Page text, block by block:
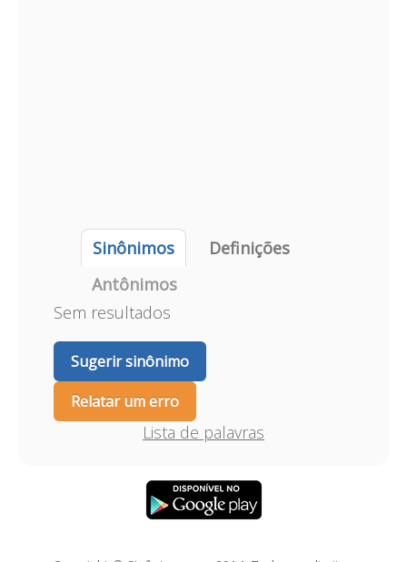
Sinônimos
Definições
Antônimos
Sem resultados
Sugerir sinônimo
Relatar um erro
Lista de palavras